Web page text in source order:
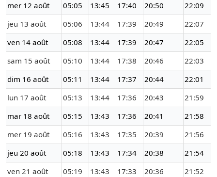
mer 12 août
05:05 13:45 17:40 20:50
22:09
jeu 13 août
05:06 13:44 17:39 20:49
22:07
ven 14 août
05:08 13:44 17:39 20:47
22:05
sam 15 août
05:10 13:44 17:38 20:46
22:03
dim 16 août
05:11 13:44 17:37 20:44
22:01
lun 17 août
05:13 13:44 17:36 20:43
21:59
mar 18 août
05:15 13:43 17:36 20:41
21:58
mer 19 août
05:16 13:43 17:35 20:39
21:56
jeu 20 août
05:18 13:43 17:34 20:38
21:54
ven 21 août
05:19 13:43 17:33 20:36
21:52